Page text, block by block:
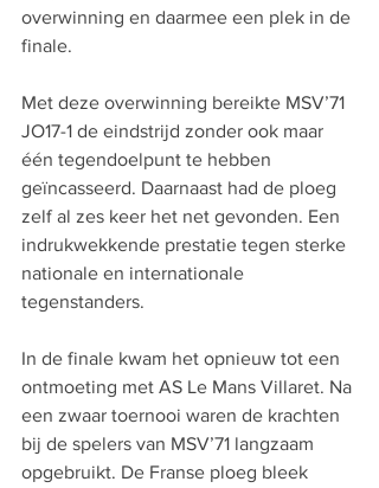
overwinning en daarmee een plek in de
finale.
Met deze overwinning bereikte MSV’71
JO17-1 de eindstrijd zonder ook maar
één tegendoelpunt te hebben
geïncasseerd. Daarnaast had de ploeg
zelf al zes keer het net gevonden. Een
indrukwekkende prestatie tegen sterke
nationale en internationale
tegenstanders.
In de finale kwam het opnieuw tot een
ontmoeting met AS Le Mans Villaret. Na
een zwaar toernooi waren de krachten
bij de spelers van MSV’71 langzaam
opgebruikt. De Franse ploeg bleek